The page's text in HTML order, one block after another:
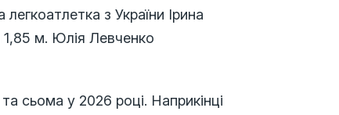
з України Ірина
1,85 м. Юлія Левченко
сьома у 2026 році. Наприкінці